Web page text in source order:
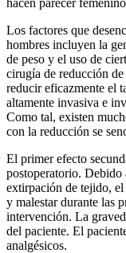
Los factores que
hombres incluyen la
de peso y el uso de
cirugía de reducción
reducir eficazmente el
altamente invasiva e
Como tal, existen
con la reducción se
El primer efecto
postoperatorio.
extirpación de tejido,
y malestar durante las
intervención. La
del paciente. El
analgésicos.